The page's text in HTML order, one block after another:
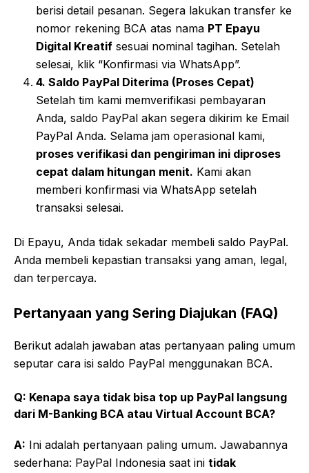
berisi detail pesanan. Segera lakukan transfer ke
nomor rekening BCA atas nama PT Epayu
Digital Kreatif sesuai nominal tagihan. Setelah
selesai, klik “Konfirmasi via WhatsApp”.
4. Saldo PayPal Diterima (Proses Cepat)
Setelah tim kami memverifikasi pembayaran
Anda, saldo PayPal akan segera dikirim ke Email
PayPal Anda. Selama jam operasional kami,
proses verifikasi dan pengiriman ini diproses
cepat dalam hitungan menit. Kami akan
memberi konfirmasi via WhatsApp setelah
transaksi selesai.
Di Epayu, Anda tidak sekadar membeli saldo PayPal.
Anda membeli kepastian transaksi yang aman, legal,
dan terpercaya.
Pertanyaan yang Sering Diajukan (FAQ)
Berikut adalah jawaban atas pertanyaan paling umum
seputar cara isi saldo PayPal menggunakan BCA.
Q: Kenapa saya tidak bisa top up PayPal langsung
dari M-Banking BCA atau Virtual Account BCA?
A: Ini adalah pertanyaan paling umum. Jawabannya
sederhana: PayPal Indonesia saat ini tidak